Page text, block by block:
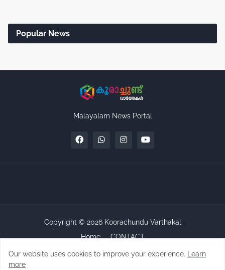
Popular News
Malayalam News Portal
Copyright © 2026 Koorachundu Varthakal
Home
CONTACT
Our website uses cookies to improve your experience.
Learn
more